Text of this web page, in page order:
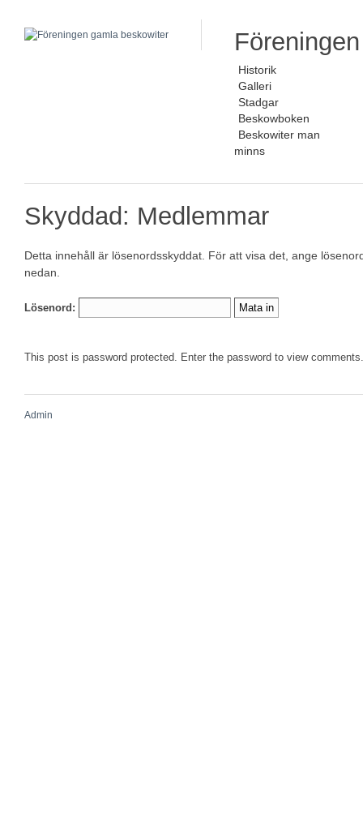
Historik
Galleri
Stadgar
Beskowboken
Beskowiter man
minns
Skyddad: Medlemmar
Detta innehåll är lösenordsskyddat. För att visa det, ange
nedan.
Lösenord:
This post is password protected. Enter the password to view comments.
Admin